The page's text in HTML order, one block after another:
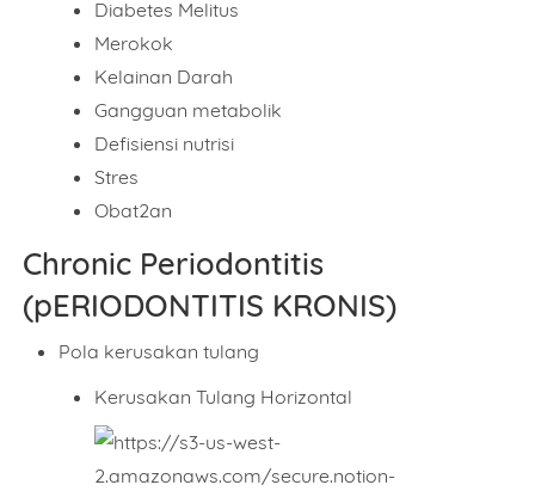
Diabetes Melitus
Merokok
Kelainan Darah
Gangguan metabolik
Defisiensi nutrisi
Stres
Obat2an
Chronic Periodontitis
(pERIODONTITIS KRONIS)
Pola kerusakan tulang
Kerusakan Tulang Horizontal